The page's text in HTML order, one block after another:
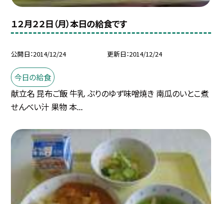
１２月２２日（月）本日の給食です
公開日 2014/12/24 更新日 2014/12/24
今日の給食
献立名 昆布ご飯 牛乳 ぶりのゆず味噌焼き 南瓜のいとこ煮
せんべい汁 果物 本...